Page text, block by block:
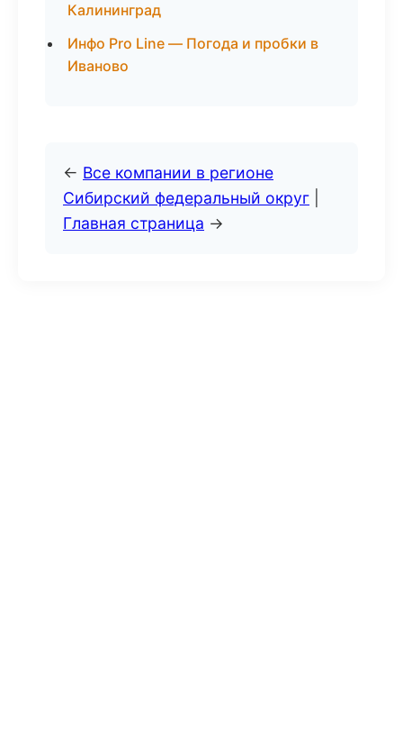
Калининград
Инфо Pro Line — Погода и пробки в
Иваново
← Все компании в регионе
Сибирский федеральный округ
Главная страница →